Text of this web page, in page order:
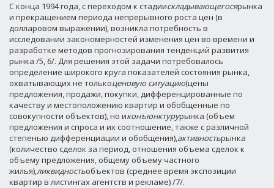
С конца 1994 года, с переходом к стадиискладывающегосярынка
и прекращением периода непрерывного роста цен (в
долларовом выражении), возникла потребность в
исследовании закономерностей изменения цен во времени и
разработке методов прогнозирования тенденций развития
рынка /5, 6/. Для решения этой задачи потребовалось
определение широкого круга показателей состояния рынка,
охватывающих не толькоценовую ситуацию(цены
предложения, продажи, покупки, дифференцированные по
качеству и местоположению квартир и обобщенные по
совокупности объектов), но иконъюнктурурынка (объем
предложения и спроса и их соотношение, также с различной
степенью дифференциации и обобщения),активностьрынка
(количество сделок за период, отношения объема сделок к
объему предложения, общему объему частного
жилья),ликвидностьобъектов (среднее время экспозиции
квартир в листингах агентств и рекламе) /7/.